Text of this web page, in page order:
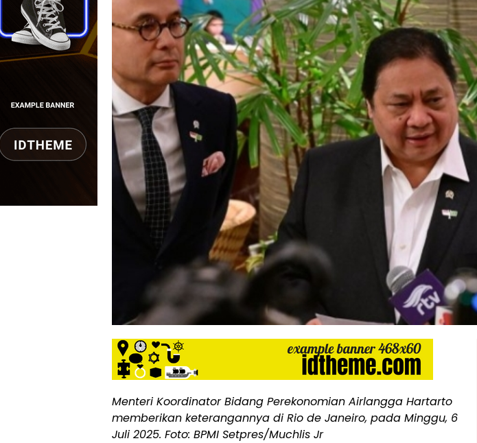
Menteri Koordinator Bidang Perekonomian Airlangga Hartarto
memberikan keterangannya di Rio de Janeiro, pada Minggu, 6
Juli 2025. Foto: BPMI Setpres/Muchlis Jr